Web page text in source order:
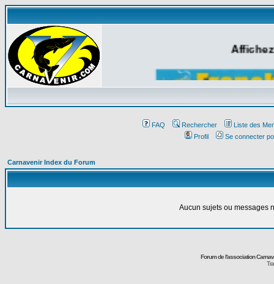
FAQ Rechercher
Liste des
Profil
Se connecter
Carnavenir Index du Forum
Aucun sujets ou messages
Forum de l'association